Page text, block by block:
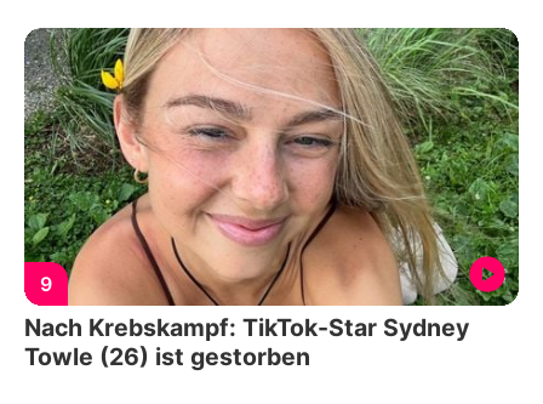
9
Nach Krebskampf: TikTok-Star Sydney
Towle (26) ist gestorben